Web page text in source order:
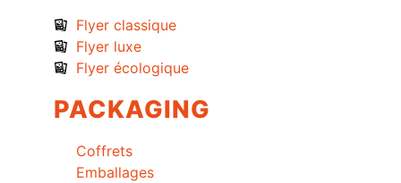
Flyer classique
Flyer luxe
Flyer écologique
PACKAGING
Coffrets
Emballages